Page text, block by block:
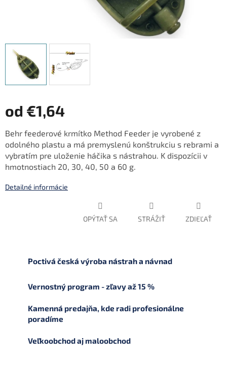
od €1,64
cena:
Behr feederové krmítko Method Feeder je vyrobené z
odolného plastu a má premyslenú konštrukciu s rebrami a
vybratím pre uloženie háčika s nástrahou. K dispozícii v
hmotnostiach 20, 30, 40, 50 a 60 g.
Detailné informácie
OPÝTAŤ SA STRÁŽIŤ ZDIEĽAŤ
Poctivá česká výroba nástrah a návnad
Vernostný program - zľavy až 15 %
Kamenná predajňa, kde radi profesionálne
poradíme
Veľkoobchod aj maloobchod